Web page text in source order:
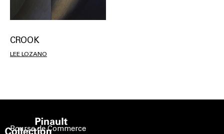
CROOK
LEE LOZANO
Bourse de Commerce